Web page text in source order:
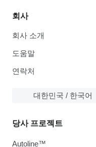
회사
회사 소개
도움말
연락처
대한민국 / 한국어
당사 프로젝트
Autoline™